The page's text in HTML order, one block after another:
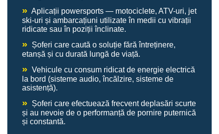
» Aplicații powersports — motociclete, ATV-uri, jet
ski-uri și ambarcațiuni utilizate în medii cu vibrații
ridicate sau în poziții înclinate.
» Șoferi care caută o soluție fără întreținere,
etanșă și cu durată lungă de viață.
» Vehicule cu consum ridicat de energie electrică
la bord (sisteme audio, încălzire, sisteme de
asistență).
» Șoferi care efectuează frecvent deplasări scurte
și au nevoie de o performanță de pornire puternică
și constantă.